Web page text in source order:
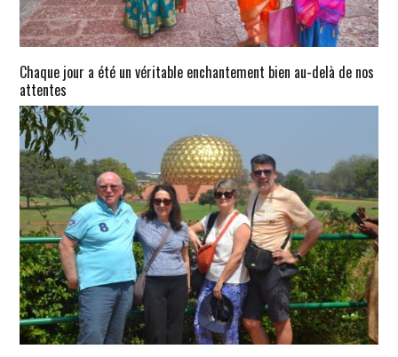
Chaque jour a été un véritable enchantement bien au-delà de nos
attentes